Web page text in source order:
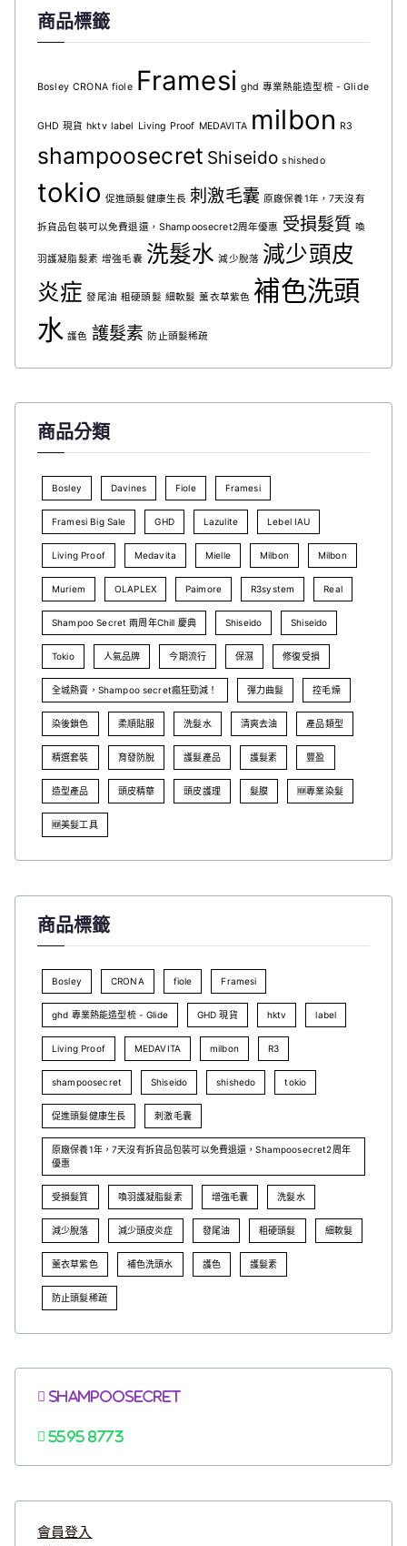
商品標籤
Bosley CRONA fiole Framesi ghd 專業熱能造型梳 - Glide
GHD 現貨 hktv label Living Proof MEDAVITA milbon R3
shampoosecret Shiseido shishedo
tokio 促進頭髮健康生長 刺激毛囊 原廠保養1年，7天沒有
拆貨品包裝可以免費退還，Shampoosecret2周年優惠 受損髮質 喚
羽護凝脂髮素 增強毛囊 洗髮水 減少脫落 減少頭皮
炎症 發尾油 粗硬頭髮 細軟髮 薰衣草紫色 補色洗頭
水 護色 護髮素 防止頭髮稀疏
商品分類
Bosley Davines Fiole Framesi
Framesi Big Sale GHD Lazulite Lebel IAU
Living Proof Medavita Mielle Milbon Milbon
Muriem OLAPLEX Paimore R3system Real
Shampoo Secret 兩周年Chill 慶典 Shiseido Shiseido
Tokio 人氣品牌 今期流行 保濕 修復受損
全城熱賣，Shampoo secret瘋狂勁減！ 彈力曲髮 控毛燥
染後鎖色 柔順貼服 洗髮水 清爽去油 產品類型
精選套裝 育發防脫 護髮產品 護髮素 豐盈
造型產品 頭皮精華 頭皮護理 髮膜 🆕專業染髮
🆕美髮工具
商品標籤
Bosley CRONA fiole Framesi
ghd 專業熱能造型梳 - Glide GHD 現貨 hktv label
Living Proof MEDAVITA milbon R3
shampoosecret Shiseido shishedo tokio
促進頭髮健康生長 刺激毛囊
原廠保養1年，7天沒有拆貨品包裝可以免費退還，Shampoosecret2周年
優惠
受損髮質 喚羽護凝脂髮素 增強毛囊 洗髮水
減少脫落 減少頭皮炎症 發尾油 粗硬頭髮 細軟髮
薰衣草紫色 補色洗頭水 護色 護髮素
防止頭髮稀疏
Shampoosecret
5595 8773
會員登入